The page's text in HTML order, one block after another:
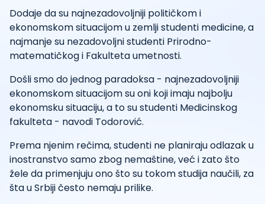
Dodaje da su najnezadovoljniji političkom i
ekonomskom situacijom u zemlji studenti medicine, a
najmanje su nezadovoljni studenti Prirodno-
matematičkog i Fakulteta umetnosti.
Došli smo do jednog paradoksa - najnezadovoljniji
ekonomskom situacijom su oni koji imaju najbolju
ekonomsku situaciju, a to su studenti Medicinskog
fakulteta - navodi Todorović.
Prema njenim rečima, studenti ne planiraju odlazak u
inostranstvo samo zbog nemaštine, već i zato što
žele da primenjuju ono što su tokom studija naučili, za
šta u Srbiji često nemaju prilike.